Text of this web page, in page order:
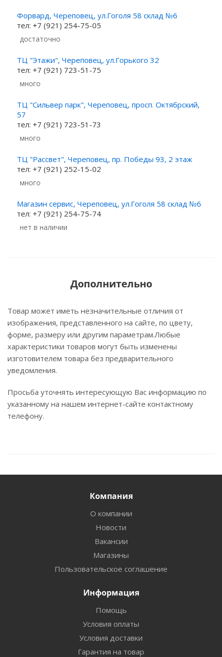
Форвард, Череповец, ул.Гоголя 58 склад №6
тел: +7 (921) 254-75-05
Достаточно
ТЦ "Этажи", Череповец, ул.Горького 32
тел: +7 (921) 723-51-75
Много
ТЦ "Сильвер парк", Череповец, просп. Октябрский,
57
тел: +7 (921) 723-51-73
Много
ТЦ "Рассвет", Череповец, пр. Победы 93, 2 этаж
тел: +7 (921) 252-15-02
Много
Магазин сервис, Череповец, ул.Гоголя 58 склад №6
тел: +7 (921) 254-75-74
Нет в наличии
Дополнительно
Товар может иметь незначительные отличия от
изображения, представленного на сайте, по цвету,
форме, размеру или другим параметрам.Любые
характеристики товаров могут быть изменены
изготовителем товара без предварительного
уведомления.
Просьба уточнять интересующую Вас информацию по
указанному на нашем интернет-сайте контактному
телефону.
Компания
О компании
Новости
Вакансии
Магазины
Пользовательское соглашение
Информация
Помощь
Условия оплаты
Условия доставки
Гарантия на товар